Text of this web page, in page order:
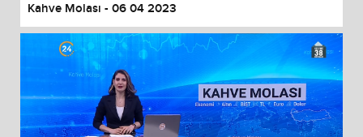
Kahve Molası - 06 04 2023